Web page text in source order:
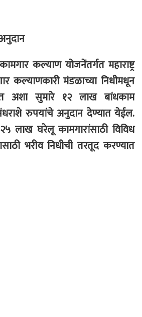
कल्याण योजनेंतर्गत महाराष्ट्र
कल्याणकारी मंडळाच्या निधीमधून
अशा सुमारे १२ लाख बांधकाम
पंधराशे रुपयांचे अनुदान देण्यात येईल.
लाख घरेलू कामगारांसाठी विविध
भरीव निधीची तरतूद करण्यात